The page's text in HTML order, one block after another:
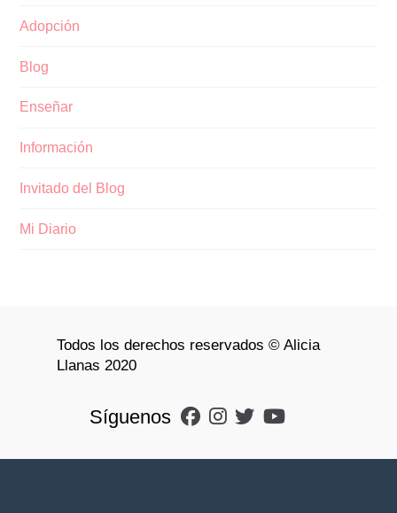
Adopción
Blog
Enseñar
Información
Invitado del Blog
Mi Diario
Todos los derechos reservados © Alicia
Llanas 2020
Síguenos